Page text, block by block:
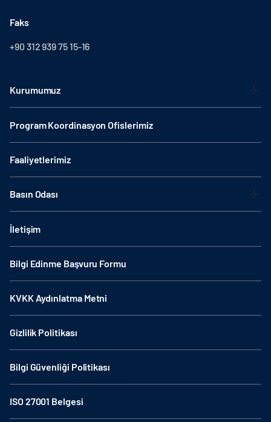
Faks
+90 312 939 75 15-16
Kurumumuz
Program Koordinasyon Ofislerimiz
Faaliyetlerimiz
Basın Odası
İletişim
Bilgi Edinme Başvuru Formu
KVKK Aydınlatma Metni
Gizlilik Politikası
Bilgi Güvenliği Politikası
ISO 27001 Belgesi